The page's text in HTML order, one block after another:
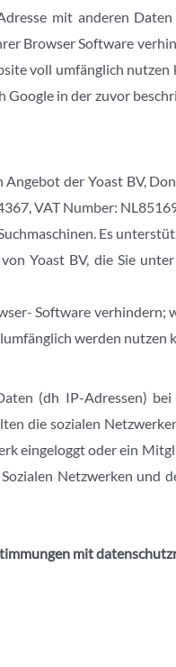
mit anderen
Browser Software
voll umfänglich
in der zuvor
der Yoast BV,
VAT Number:
Es
Yoast BV, die Sie unter
Software verhindern;
werden nutzen
(dh IP-Adressen)
die sozialen
eingeloggt oder ein
Netzwerken und
mit